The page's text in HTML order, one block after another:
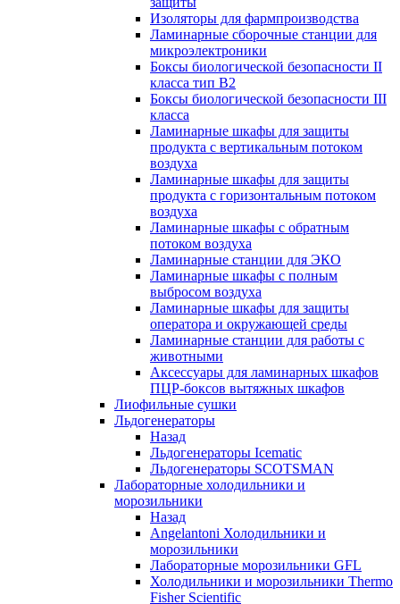
Изоляторы для фармпроизводства
Ламинарные сборочные станции для
микроэлектроники
Боксы биологической безопасности II
класса тип B2
Боксы биологической безопасности III
класса
Ламинарные шкафы для защиты
продукта с вертикальным потоком
воздуха
Ламинарные шкафы для защиты
продукта с горизонтальным потоком
воздуха
Ламинарные шкафы с обратным
потоком воздуха
Ламинарные станции для ЭКО
Ламинарные шкафы с полным
выбросом воздуха
Ламинарные шкафы для защиты
оператора и окружающей среды
Ламинарные станции для работы с
животными
Аксессуары для ламинарных шкафов
ПЦР-боксов вытяжных шкафов
Лиофильные сушки
Льдогенераторы
Назад
Льдогенераторы Icematic
Льдогенераторы SCOTSMAN
Лабораторные холодильники и
морозильники
Назад
Angelantoni Холодильники и
морозильники
Лабораторные морозильники GFL
Холодильники и морозильники Thermo
Fisher Scientific